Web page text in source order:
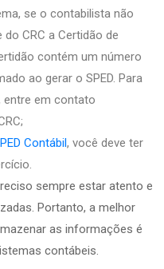
se o contabilista não
CRC a Certidão de
contém um número
ao gerar o SPED. Para
entre em contato
Contábil, você deve ter
sempre estar atento e
Portanto, a melhor
as informações é
contábeis.